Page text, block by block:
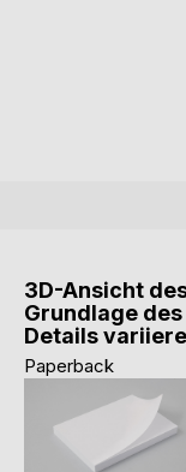
3D-Ansicht
Grundlage
Details
Paperback